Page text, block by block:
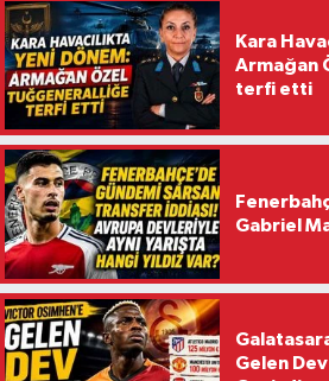
Kara
Armağan
terfi etti
Gabriel
Gelen